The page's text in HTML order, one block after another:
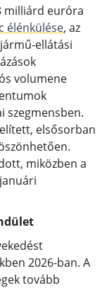
milliárd euróra
élénkülése, az
ellátási
volumene
szegmensben.
elsősorban
miközben a
2026-ban. A
tovább